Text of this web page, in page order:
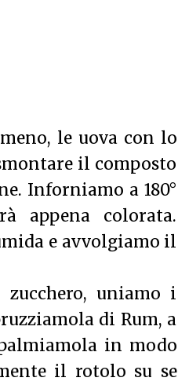
le uova con lo
il composto
Inforniamo a 180°
appena colorata.
e avvolgiamo il
uniamo i
di Rum, a
in modo
il rotolo su se